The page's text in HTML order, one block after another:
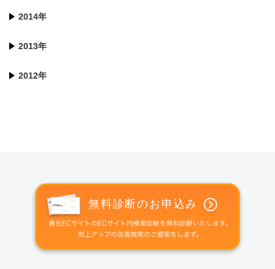
2014年
2013年
2012年
無料診断のお申込み